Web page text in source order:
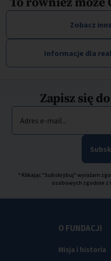
Zobacz
Informacje dla
Zapisz się
Adres e-mail...
* Klikając "Subskrybuj" wyrażam
osobowych zgodnie z
O FUNDACJI
Misja i historia